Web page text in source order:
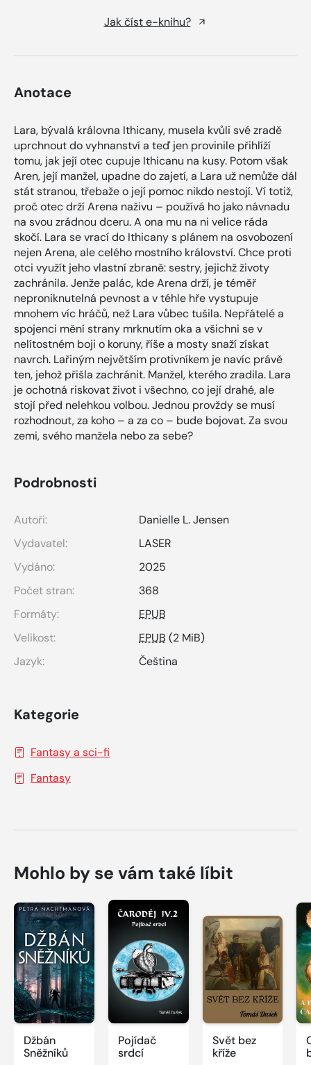
Jak číst e-knihu?
Anotace
Lara, bývalá královna Ithicany, musela kvůli své zradě
uprchnout do vyhnanství a teď jen provinile přihlíží
tomu, jak její otec cupuje Ithicanu na kusy. Potom však
Aren, její manžel, upadne do zajetí, a Lara už nemůže dál
stát stranou, třebaže o její pomoc nikdo nestojí. Ví totiž,
proč otec drží Arena naživu – používá ho jako návnadu
na svou zrádnou dceru. A ona mu na ni velice ráda
skočí. Lara se vrací do Ithicany s plánem na osvobození
nejen Arena, ale celého mostního království. Chce proti
otci využít jeho vlastní zbraně: sestry, jejichž životy
zachránila. Jenže palác, kde Arena drží, je téměř
neproniknutelná pevnost a v téhle hře vystupuje
mnohem víc hráčů, než Lara vůbec tušila. Nepřátelé a
spojenci mění strany mrknutím oka a všichni se v
nelítostném boji o koruny, říše a mosty snaží získat
navrch. Lařiným největším protivníkem je navíc právě
ten, jehož přišla zachránit. Manžel, kterého zradila. Lara
je ochotná riskovat život i všechno, co její drahé, ale
stojí před nelehkou volbou. Jednou provždy se musí
rozhodnout, za koho – a za co – bude bojovat. Za svou
zemi, svého manžela nebo za sebe?
Podrobnosti
Autoři:
Danielle L. Jensen
Vydavatel:
LASER
Vydáno:
2025
Počet stran:
368
Formáty:
EPUB
Velikost:
EPUB (2 MiB)
Jazyk:
Čeština
Kategorie
Fantasy a sci-fi
Fantasy
Mohlo by se vám také líbit
Džbán
Sněžníků
Pojídač
srdcí
Svět bez
kříže